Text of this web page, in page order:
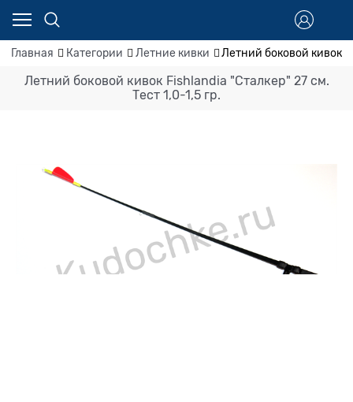
Главная Категории Летние кивки Летний боковой кивок
Летний боковой кивок Fishlandia "Сталкер" 27 см.
Тест 1,0-1,5 гр.